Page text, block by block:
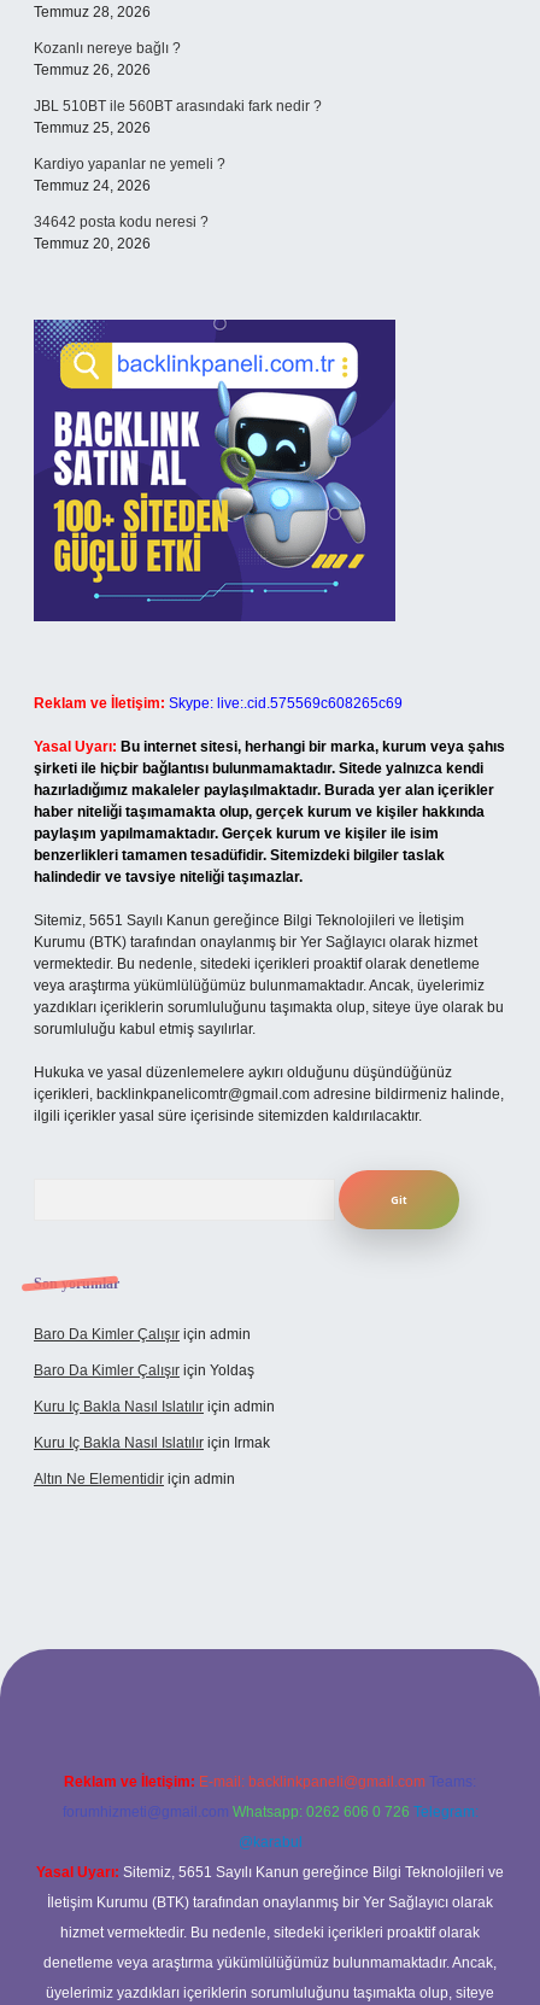
Temmuz 28, 2026
Kozanlı nereye bağlı ?
Temmuz 26, 2026
JBL 510BT ile 560BT arasındaki fark nedir ?
Temmuz 25, 2026
Kardiyo yapanlar ne yemeli ?
Temmuz 24, 2026
34642 posta kodu neresi ?
Temmuz 20, 2026
Reklam ve İletişim: Skype: live:.cid.575569c608265c69
Yasal Uyarı: Bu internet sitesi, herhangi bir marka, kurum veya şahıs
şirketi ile hiçbir bağlantısı bulunmamaktadır. Sitede yalnızca kendi
hazırladığımız makaleler paylaşılmaktadır. Burada yer alan içerikler
haber niteliği taşımamakta olup, gerçek kurum ve kişiler hakkında
paylaşım yapılmamaktadır. Gerçek kurum ve kişiler ile isim
benzerlikleri tamamen tesadüfidir. Sitemizdeki bilgiler taslak
halindedir ve tavsiye niteliği taşımazlar.
Sitemiz, 5651 Sayılı Kanun gereğince Bilgi Teknolojileri ve İletişim
Kurumu (BTK) tarafından onaylanmış bir Yer Sağlayıcı olarak hizmet
vermektedir. Bu nedenle, sitedeki içerikleri proaktif olarak denetleme
veya araştırma yükümlülüğümüz bulunmamaktadır. Ancak, üyelerimiz
yazdıkları içeriklerin sorumluluğunu taşımakta olup, siteye üye olarak bu
sorumluluğu kabul etmiş sayılırlar.
Hukuka ve yasal düzenlemelere aykırı olduğunu düşündüğünüz
içerikleri, backlinkpanelicomtr@gmail.com adresine bildirmeniz halinde,
ilgili içerikler yasal süre içerisinde sitemizden kaldırılacaktır.
Son yorumlar
Baro Da Kimler Çalışır için admin
Baro Da Kimler Çalışır için Yoldaş
Kuru Iç Bakla Nasıl Islatılır için admin
Kuru Iç Bakla Nasıl Islatılır için Irmak
Altın Ne Elementidir için admin
Reklam ve İletişim: E-mail: backlinkpaneli@gmail.com Teams:
forumhizmeti@gmail.com Whatsapp: 0262 606 0 726 Telegram:
@karabul
Yasal Uyarı: Sitemiz, 5651 Sayılı Kanun gereğince Bilgi Teknolojileri ve
İletişim Kurumu (BTK) tarafından onaylanmış bir Yer Sağlayıcı olarak
hizmet vermektedir. Bu nedenle, sitedeki içerikleri proaktif olarak
denetleme veya araştırma yükümlülüğümüz bulunmamaktadır. Ancak,
üyelerimiz yazdıkları içeriklerin sorumluluğunu taşımakta olup, siteye